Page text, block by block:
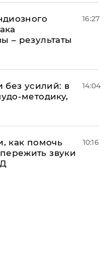
– результаты
16:27
без усилий: в
методику,
14:04
как помочь
звуки
10:16